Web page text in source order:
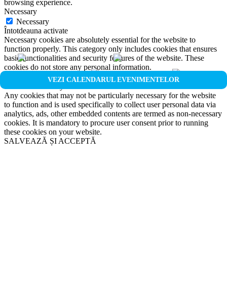
VEZI CALENDARUL EVENIMENTELOR
browsing experience.
Necessary
Necessary
Întotdeauna activate
Necessary cookies are absolutely essential for the website to
function properly. This category only includes cookies that ensures
basic functionalities and security features of the website. These
cookies do not store any personal information.
Non-necessary
Any cookies that may not be particularly necessary for the website
to function and is used specifically to collect user personal data via
analytics, ads, other embedded contents are termed as non-necessary
cookies. It is mandatory to procure user consent prior to running
these cookies on your website.
SALVEAZĂ ȘI ACCEPTĂ